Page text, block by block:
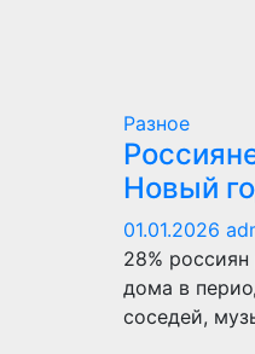
Разное
Новый
01.01.2026
28%
дома в
соседей,